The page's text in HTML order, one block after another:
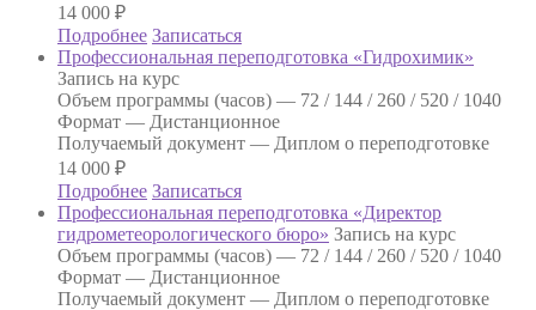
14 000 ₽
Подробнее Записаться
Профессиональная переподготовка «Гидрохимик»
Запись на курс
Объем программы (часов) — 72 / 144 / 260 / 520 / 1040
Формат — Дистанционное
Получаемый документ — Диплом о переподготовке
14 000 ₽
Подробнее Записаться
Профессиональная переподготовка «Директор
гидрометеорологического бюро» Запись на курс
Объем программы (часов) — 72 / 144 / 260 / 520 / 1040
Формат — Дистанционное
Получаемый документ — Диплом о переподготовке